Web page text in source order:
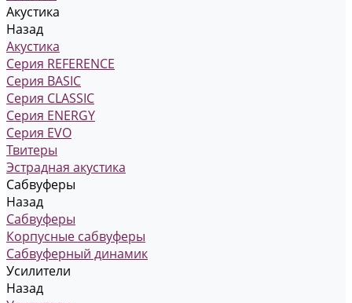
Акустика
Назад
Акустика
Серия REFERENCE
Серия BASIC
Серия CLASSIC
Серия ENERGY
Серия EVO
Твитеры
Эстрадная акустика
Сабвуферы
Назад
Сабвуферы
Корпусные сабвуферы
Сабвуферный динамик
Усилители
Назад